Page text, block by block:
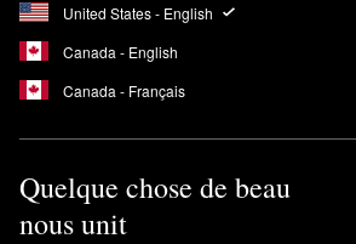
United States - English
Canada - English
Canada - Français
Quelque chose de beau
nous unit